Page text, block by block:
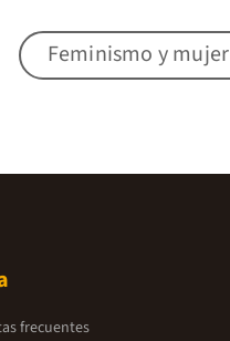
Feminismo y mujer
frecuentes